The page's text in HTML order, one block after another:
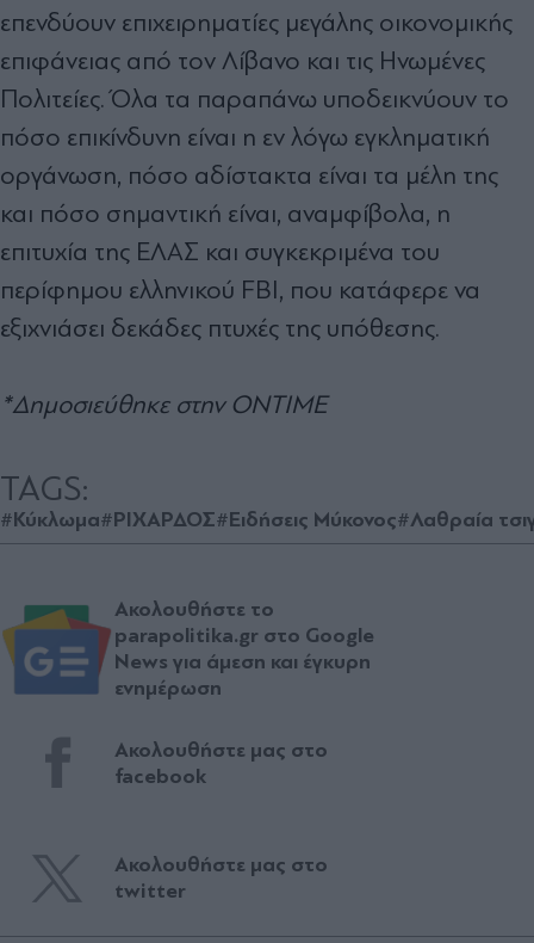
επενδύουν επιχειρηματίες μεγάλης οικονομικής
επιφάνειας από τον Λίβανο και τις Ηνωμένες
Πολιτείες. Όλα τα παραπάνω υποδεικνύουν το
πόσο επικίνδυνη είναι η εν λόγω εγκληματική
οργάνωση, πόσο αδίστακτα είναι τα μέλη της
και πόσο σημαντική είναι, αναμφίβολα, η
επιτυχία της ΕΛΑΣ και συγκεκριμένα του
περίφημου ελληνικού FBI, που κατάφερε να
εξιχνιάσει δεκάδες πτυχές της υπόθεσης.
*Δημοσιεύθηκε στην ONTIME
TAGS:
#Κύκλωμα#ΡΙΧΑΡΔΟΣ#Ειδήσεις Μύκονος#Λαθραία
Ακολουθήστε το
parapolitika.gr στο Google
News για άμεση και έγκυρη
ενημέρωση
Ακολουθήστε μας στο
facebook
Ακολουθήστε μας στο
twitter